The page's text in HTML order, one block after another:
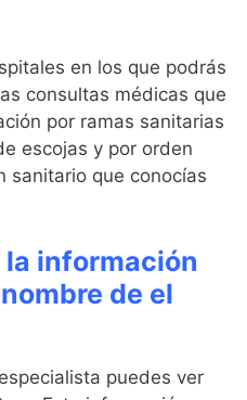
en los que podrás
consultas médicas que
por ramas sanitarias
escojas y por orden
sanitario que conocías
la información
de el
puedes ver